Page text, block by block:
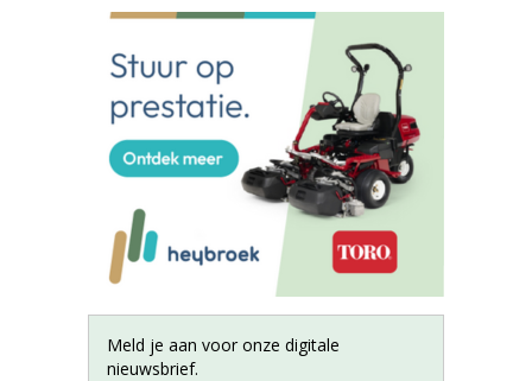
Meld je aan voor onze digitale
nieuwsbrief.